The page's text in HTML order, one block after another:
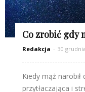
Co zrobić gdy
Redakcja - 30
Kiedy mąż
przytłaczająca i